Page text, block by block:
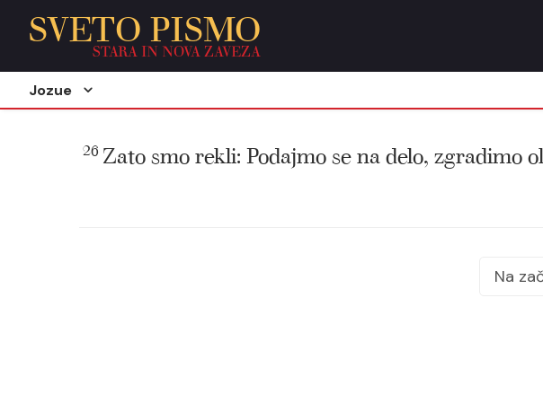
SVETO PISMO
STARA IN NOVA ZAVEZA
Jozue
26 Zato smo rekli: Podajmo se na delo, zgradimo
Na